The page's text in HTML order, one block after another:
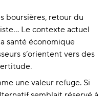
boursières, retour du
Le contexte actuel
santé économique
s’orientent vers des
une valeur refuge. Si